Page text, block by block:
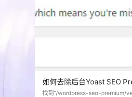
如何去除后台Yoast SEO
输入key提示
找到“/wordpress-seo-premium/